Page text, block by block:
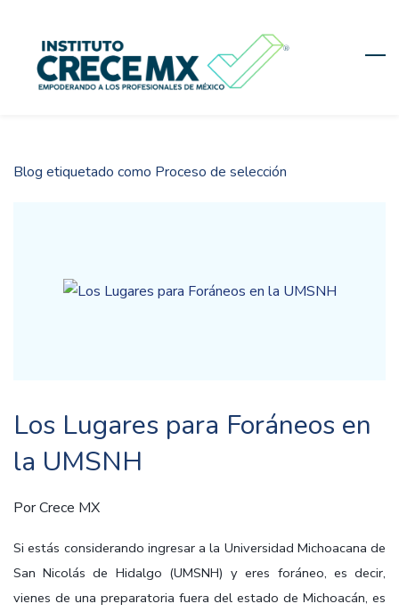
content
Blog etiquetado como Proceso de selección
Los Lugares para Foráneos en
la UMSNH
PorCrece MX
Si estás considerando ingresar a la Universidad Michoacana de
San Nicolás de Hidalgo (UMSNH) y eres foráneo, es decir,
vienes de una preparatoria fuera del estado de Michoacán, es